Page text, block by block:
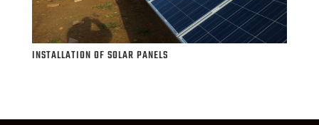
INSTALLATION OF SOLAR PANELS